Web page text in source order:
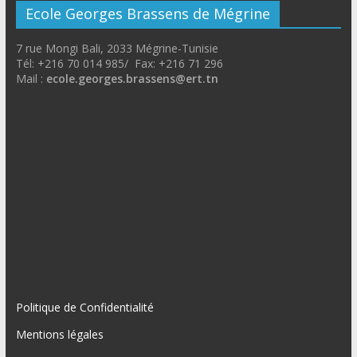
Ecole Georges Brassens de Mégrine
7 rue Mongi Bali, 2033 Mégrine-Tunisie
Tél: +216 70 014 985/ Fax: +216 71 296
Mail : ecole.georges.brassens@ert.tn
Politique de Confidentialité
Mentions légales